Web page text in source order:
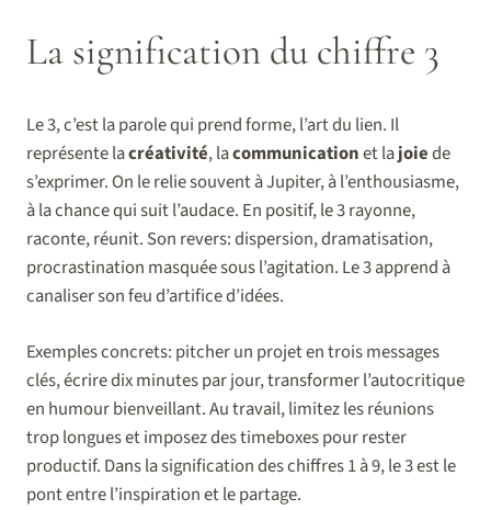
La signification du chiffre 3
Le 3, c’est la parole qui prend forme, l’art du lien. Il
représente lacréativité, lacommunicationet lajoiede
s’exprimer. On le relie souvent à Jupiter, à l’enthousiasme,
à la chance qui suit l’audace. En positif, le 3 rayonne,
raconte, réunit. Son revers: dispersion, dramatisation,
procrastination masquée sous l’agitation. Le 3 apprend à
canaliser son feu d’artifice d’idées.
Exemples concrets: pitcher un projet en trois messages
clés, écrire dix minutes par jour, transformer l’autocritique
en humour bienveillant. Au travail, limitez les réunions
trop longues et imposez des timeboxes pour rester
productif. Dans la signification des chiffres 1 à 9, le 3 est le
pont entre l’inspiration et le partage.